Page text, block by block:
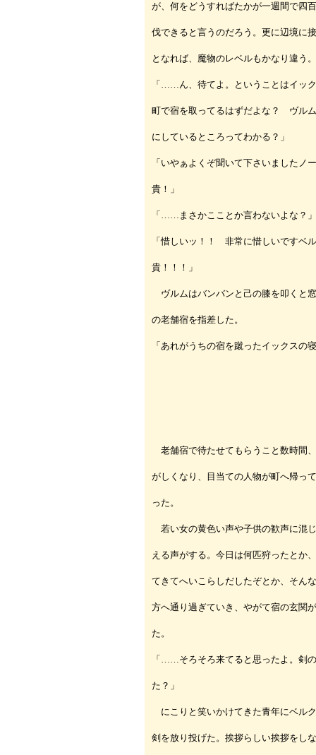
が、何をどうすればたかが一週間で四
伐できると言うのだろう。更に辺境に
となれば、魔物のレベルもかなり違う。
「……ん、待てよ。ということはイッ
町で宿を取ってるはずだよな？ ヴル
にしているところってわかる？」
「いやぁよくぞ聞いて下さいましたノ
貴！」
「……まさかこことか言わないよな？」
「惜しいッ！！ 非常に惜しいですベ
貴！！！」
ヴルムはバンバンと己の膝を叩くと
の老舗宿を指差した。
「あれがうちの宿を蹴ったイックスの
老舗宿で待たせてもらうこと数時間
がしくなり、目当ての人物が町へ帰っ
った。
若い女の黄色い声や子供の歓声に混
える声がする。今日は何匹狩ったとか
てきてへいこらしだしたぞとか、そん
方へ通り過ぎていき、やがて宿の玄関
た。
「……そろそろ来てると思ったよ。剣
た？」
にこりと笑いかけてきた青年にベル
剣を放り投げた。挨拶らしい挨拶をし